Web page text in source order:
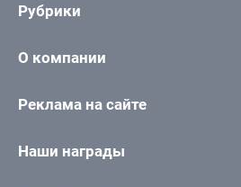
Рубрики
О компании
Реклама на сайте
Наши награды